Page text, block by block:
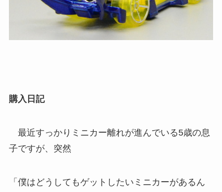
購入日記
最近すっかりミニカー離れが進んでいる5歳の息
子ですが、突然
「僕はどうしてもゲットしたいミニカーがあるん